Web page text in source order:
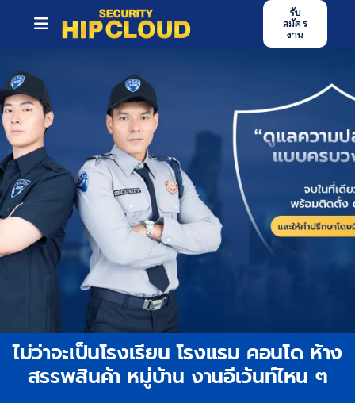
content
Toggle
หน้าหลัก
บริการของเรา
ศูนย์ฝึกอบรม
ข่าวสารและกิจกรรม
บทความ
ร่วมงานกับเรา
ติดต่อเรา
รับ
สมัคร
งาน
ไม่ว่าจะเป็นโรงเรียน โรงแรม คอนโด ห้าง
สรรพสินค้า หมู่บ้าน งานอีเว้นท์ไหน ๆ